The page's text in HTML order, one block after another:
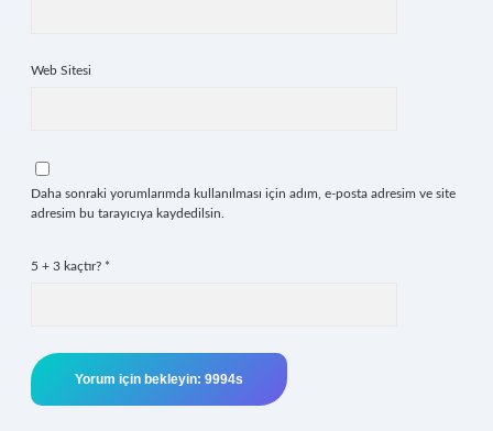
Web Sitesi
Daha sonraki yorumlarımda kullanılması için adım, e-posta adresim ve site
adresim bu tarayıcıya kaydedilsin.
5 + 3 kaçtır? *